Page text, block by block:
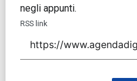
negli appunti.
RSS link